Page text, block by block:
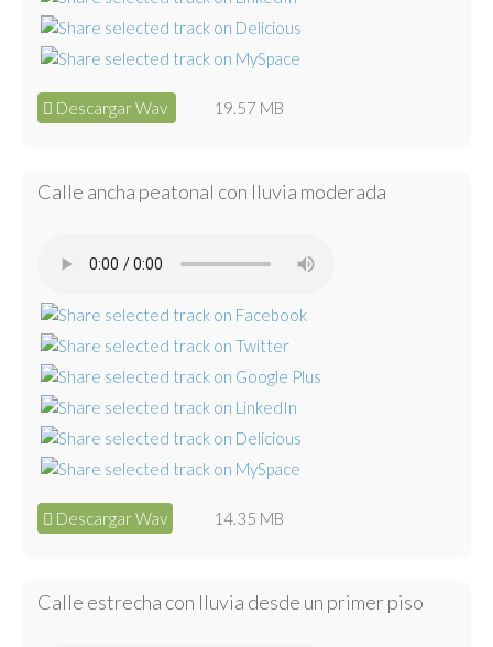
Descargar Wav 19.57 MB
Calle ancha peatonal con lluvia moderada
Descargar Wav 14.35 MB
Calle estrecha con lluvia desde un primer piso